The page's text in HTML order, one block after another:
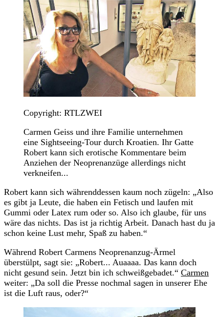
Copyright: RTLZWEI
Carmen Geiss und ihre Familie unternehmen
eine Sightseeing-Tour durch Kroatien. Ihr Gatte
Robert kann sich erotische Kommentare beim
Anziehen der Neoprenanzüge allerdings nicht
verkneifen...
Robert kann sich währenddessen kaum noch zügeln: „Also
es gibt ja Leute, die haben ein Fetisch und laufen mit
Gummi oder Latex rum oder so. Also ich glaube, für uns
wäre das nichts. Das ist ja richtig Arbeit. Danach hast du ja
schon keine Lust mehr, Spaß zu haben.“
Während Robert Carmens Neoprenanzug-Ärmel
überstülpt, sagt sie: „Robert... Auaaaa. Das kann doch
nicht gesund sein. Jetzt bin ich schweißgebadet.“ Carmen
weiter: „Da soll die Presse nochmal sagen in unserer Ehe
ist die Luft raus, oder?“